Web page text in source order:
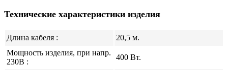
Технические характеристики изделия
Длина кабеля :
20,5 м.
Мощность изделия, при напр.
230В :
400 Вт.